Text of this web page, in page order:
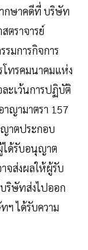
กษาคดีที่ บริษัท
ตราจารย์
รมการกิจการ
โทรคมนาคมแห่ง
ะเว้นการปฏิบัติ
ญามาตรา 157
าตประกอบ
ได้รับอนุญาต
จส่งผลให้ผู้รับ
ริษัทส่งไปออก
ฯ ได้รับความ